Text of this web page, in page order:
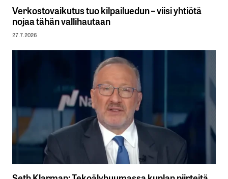
Verkostovaikutus tuo kilpailuedun – viisi yhtiötä
nojaa tähän vallihautaan
27.7.2026